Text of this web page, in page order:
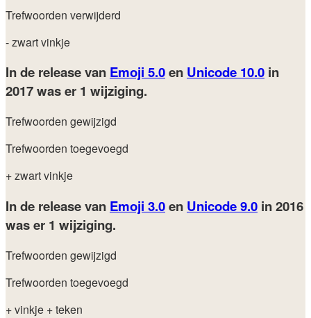
Trefwoorden verwijderd
- zwart vinkje
In de release van Emoji 5.0en Unicode 10.0 in
2017was er 1 wijziging.
Trefwoorden gewijzigd
Trefwoorden toegevoegd
+ zwart vinkje
In de release van Emoji 3.0en Unicode 9.0 in 2016
was er 1 wijziging.
Trefwoorden gewijzigd
Trefwoorden toegevoegd
+ vinkje + teken